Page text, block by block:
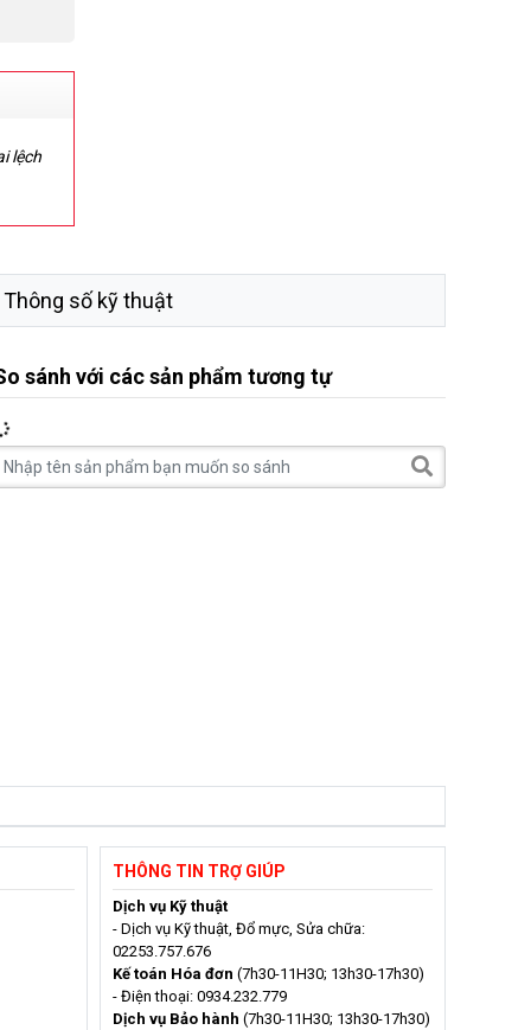
lệch
Thông số kỹ thuật
sánh với các sản phẩm tương tự
THÔNG TIN TRỢ GIÚP
Dịch vụ Kỹ thuật
- Dịch vụ Kỹ thuật, Đổ mực, Sửa chữa:
02253.757.676
Kế toán Hóa đơn (7h30-11H30; 13h30-17h30)
- Điện thoại: 0934.232.779
Dịch vụ Bảo hành (7h30-11H30; 13h30-17h30)